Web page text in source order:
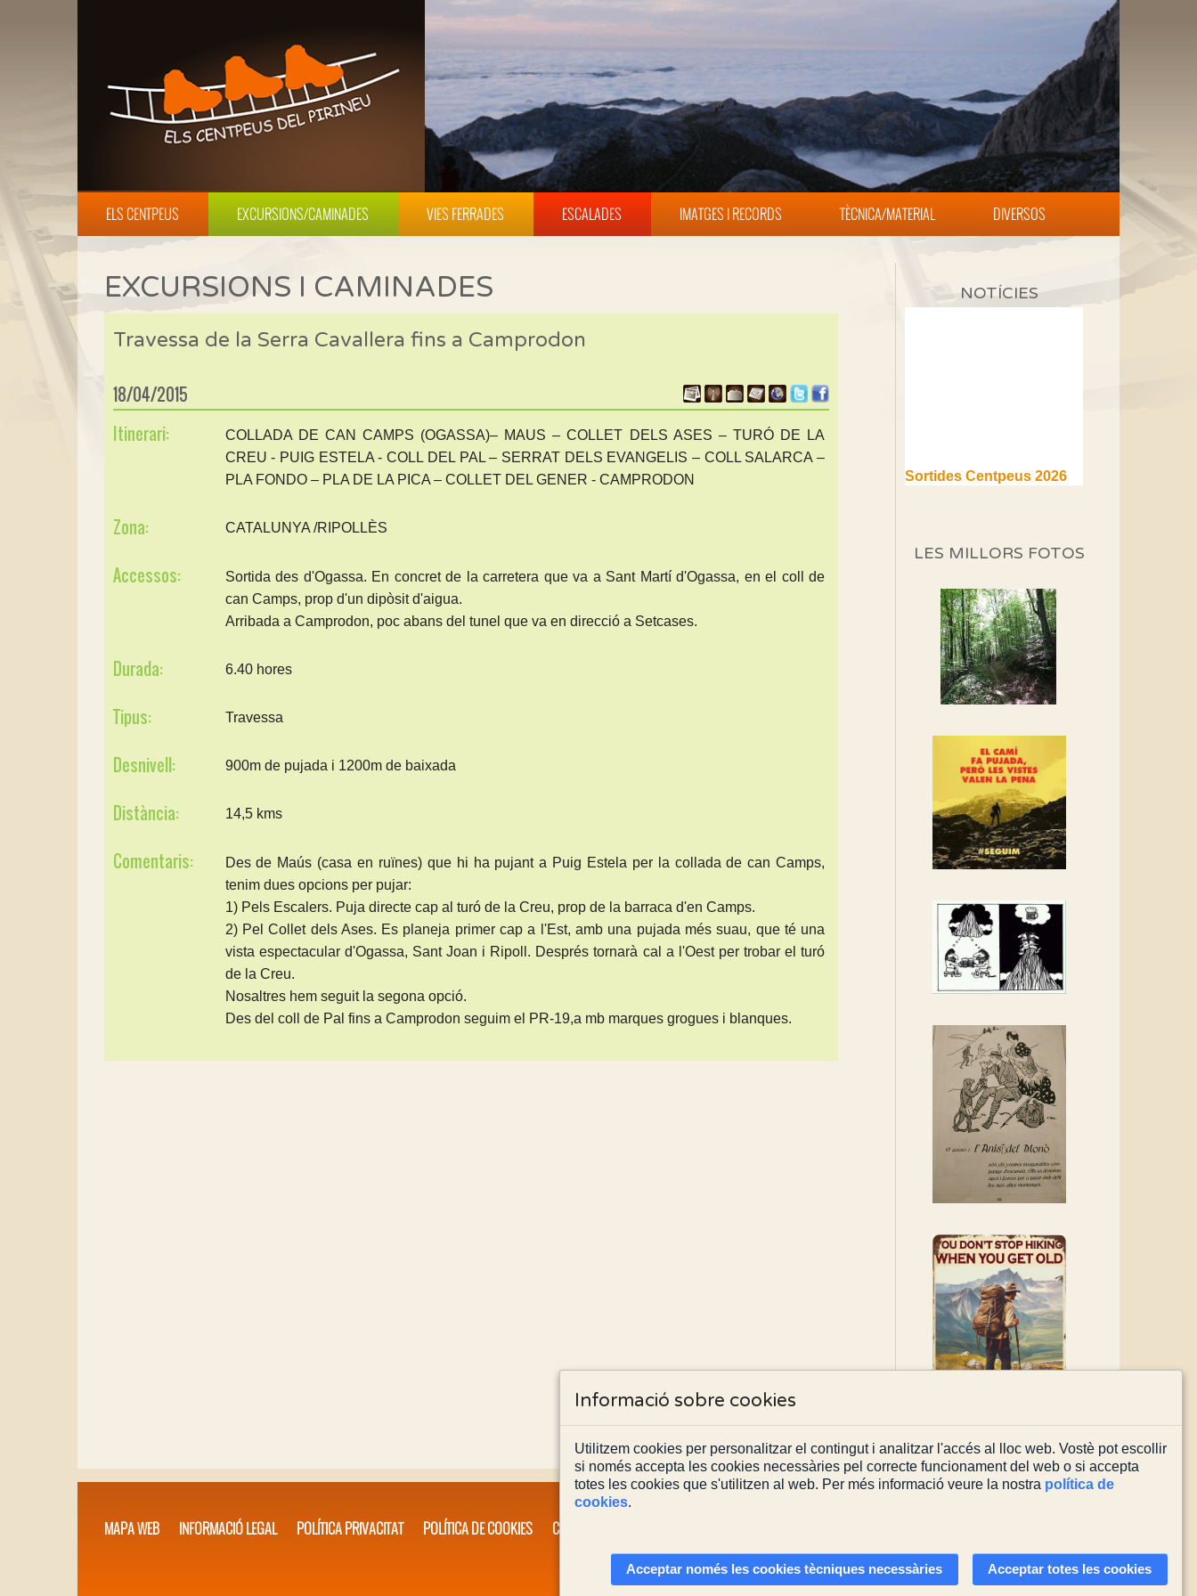
ELS CENTPEUS EXCURSIONS/CAMINADES VIES FERRADES ESCALADES IMATGES I RECORDS TÈCNICA/MATERIAL DIVERSOS
EXCURSIONS I CAMINADES
Travessa de la Serra Cavallera fins a Camprodon
18/04/2015
Itinerari:
COLLADA DE CAN CAMPS (OGASSA)– MAUS – COLLET DELS ASES – TURÓ DE LA
CREU - PUIG ESTELA - COLL DEL PAL – SERRAT DELS EVANGELIS – COLL SALARCA –
PLA FONDO – PLA DE LA PICA – COLLET DEL GENER - CAMPRODON
Zona: CATALUNYA /RIPOLLÈS
Accessos:
Sortida des d'Ogassa. En concret de la carretera que va a Sant Martí d'Ogassa, en el coll de
can Camps, prop d'un dipòsit d'aigua.
Arribada a Camprodon, poc abans del tunel que va en direcció a Setcases.
Durada: 6.40 hores
Tipus: Travessa
Desnivell: 900m de pujada i 1200m de baixada
Distància: 14,5 kms
Comentaris:
Des de Maús (casa en ruïnes) que hi ha pujant a Puig Estela per la collada de can Camps,
tenim dues opcions per pujar:
1) Pels Escalers. Puja directe cap al turó de la Creu, prop de la barraca d'en Camps.
2) Pel Collet dels Ases. Es planeja primer cap a l'Est, amb una pujada més suau, que té una
vista espectacular d'Ogassa, Sant Joan i Ripoll. Després tornarà cal a l'Oest per trobar el turó
de la Creu.
Nosaltres hem seguit la segona opció.
Des del coll de Pal fins a Camprodon seguim el PR-19,a mb marques grogues i blanques.
NOTÍCIES
(1a part)
Si no podem caminar,
alguna cosa hem de fer...
Els Centpeus signen el
Manifest a favor dels
Camins Vells
manifest!
Rebem un diploma dels
Amics de Sant Aniol
d'Aguja
Els Centpeus estem
recuperació del refugi i de
l'entorn de Sant Aniol
LES MILLORS FOTOS
MAPA WEB INFORMACIÓ LEGAL POLÍTICA PRIVACITAT POLÍTICA DE COOKIES CONTACTA'NS
Actualitzada el03/08/2026
Informació sobre cookies
Utilitzem cookies per personalitzar el contingut i analitzar l'accés al lloc web. Vostè pot escollir
si només accepta les cookies necessàries pel correcte funcionament del web o si accepta
totes les cookies que s'utilitzen al web. Per més informació veure la nostra política de
cookies.
Acceptar només les cookies tècniques necessàries Acceptar totes les cookies